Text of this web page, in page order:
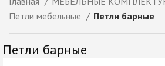
Петли мебельные
Петли барные
Петли барные